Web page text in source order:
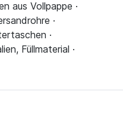
aus Vollpappe ·
·
·
Füllmaterial ·